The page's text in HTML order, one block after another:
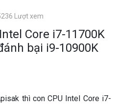
Lượt xem
Core i7-11700K
bại i9-10900K
thì con CPU Intel Core i7-